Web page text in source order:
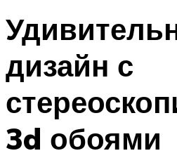
дизайн с
3d обоями